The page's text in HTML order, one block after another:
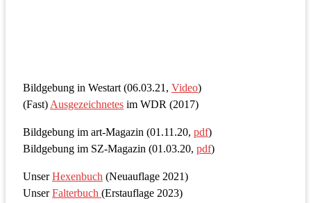
Bildgebung in Westart (06.03.21, Video)
(Fast) Ausgezeichnetes im WDR (2017)
Bildgebung im art-Magazin (01.11.20, pdf)
Bildgebung im SZ-Magazin (01.03.20, pdf)
UnserHexenbuch (Neuauflage 2021)
UnserFalterbuch (Erstauflage 2023)